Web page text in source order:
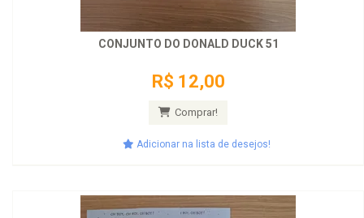
CONJUNTO DO DONALD DUCK 51
R$ 12,00
Comprar!
Adicionar na lista de desejos!